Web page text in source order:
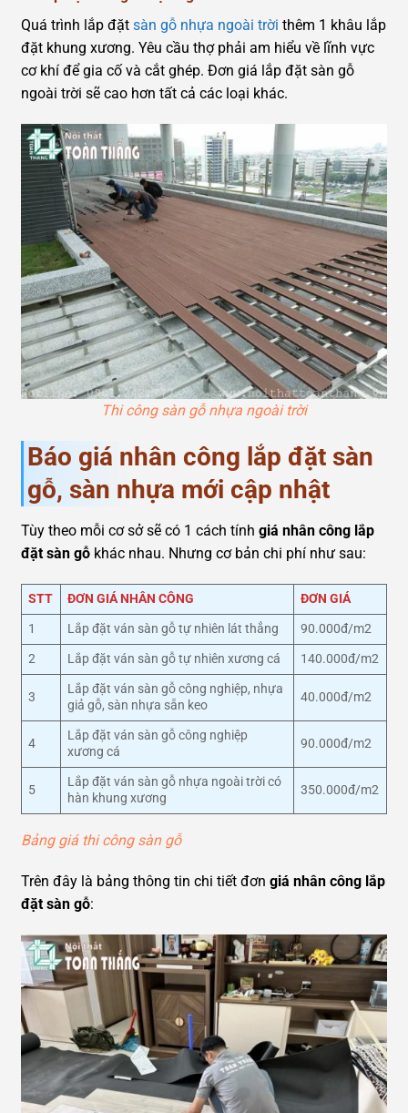
Quá trình lắp đặt sàn gỗ nhựa ngoài trời thêm 1 khâu lắp
đặt khung xương. Yêu cầu thợ phải am hiểu về lĩnh vực
cơ khí để gia cố và cắt ghép. Đơn giá lắp đặt sàn gỗ
ngoài trời sẽ cao hơn tất cả các loại khác.
Thi công sàn gỗ nhựa ngoài trời
Báo giá nhân công lắp đặt sàn
gỗ, sàn nhựa mới cập nhật
Tùy theo mỗi cơ sở sẽ có 1 cách tính giá nhân công lắp
đặt sàn gỗ khác nhau. Nhưng cơ bản chi phí như sau:
STT ĐƠN GIÁ NHÂN CÔNG
ĐƠN GIÁ
1
Lắp đặt ván sàn gỗ tự nhiên lát thẳng
90.000đ/m2
2
Lắp đặt ván sàn gỗ tự nhiên xương cá 140.000đ/m2
3
Lắp đặt ván sàn gỗ công nghiệp, nhựa
giả gỗ, sàn nhựa sẵn keo
40.000đ/m2
4
Lắp đặt ván sàn gỗ công nghiệp
xương cá
90.000đ/m2
5
Lắp đặt ván sàn gỗ nhựa ngoài trời có
hàn khung xương
350.000đ/m2
Bảng giá thi công sàn gỗ
Trên đây là bảng thông tin chi tiết đơn giá nhân công lắp
đặt sàn gỗ: